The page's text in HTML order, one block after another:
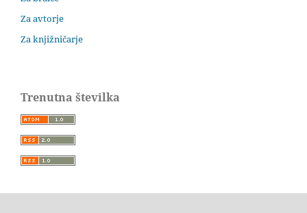
Za avtorje
Za knjižničarje
Trenutna številka